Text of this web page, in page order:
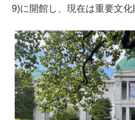
9)に開館し、現在は重要文化